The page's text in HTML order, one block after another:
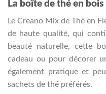
La boîte de thé en bois
Le Creano Mix de Thé en
de haute qualité, qui
beauté naturelle, cette
cadeau ou pour décorer
également pratique et
sachets de thé préférés.